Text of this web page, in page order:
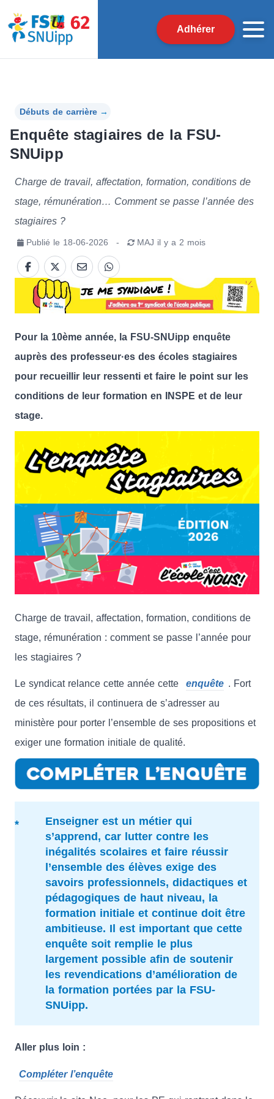
Adhérer
Débuts de carrière →
Enquête stagiaires de la FSU-
SNUipp
Charge de travail, affectation, formation, conditions de
stage, rémunération… Comment se passe l’année des
stagiaires ?
Publié le 18-06-2026 - MAJ il y a 2 mois
Pour la 10ème année, la FSU-SNUipp enquête
auprès des professeur·es des écoles stagiaires
pour recueillir leur ressenti et faire le point sur les
conditions de leur formation en INSPE et de leur
stage.
Charge de travail, affectation, formation, conditions de
stage, rémunération : comment se passe l’année pour
les stagiaires ?
Le syndicat relance cette année cette enquête . Fort
de ces résultats, il continuera de s’adresser au
ministère pour porter l’ensemble de ses propositions et
exiger une formation initiale de qualité.
Enseigner est un métier qui
s’apprend, car lutter contre les
inégalités scolaires et faire réussir
l’ensemble des élèves exige des
savoirs professionnels, didactiques et
pédagogiques de haut niveau, la
formation initiale et continue doit être
ambitieuse. Il est important que cette
enquête soit remplie le plus
largement possible afin de soutenir
les revendications d’amélioration de
la formation portées par la FSU-
SNUipp.
Aller plus loin :
Compléter l’enquête